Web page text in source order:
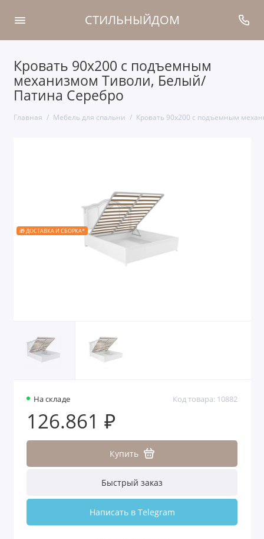
СТИЛЬНЫЙДОМ
Кровать 90x200 с подъемным
механизмом Тиволи, Белый/
Патина Серебро
Главная Мебель для спальни Кровать 90x200 с подъемным
🎁 ДОСТАВКА И СБОРКА*
На складе Код товара: 10882
126.861 ₽
Купить
Быстрый заказ
Написать в Telegram